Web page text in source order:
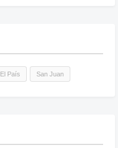
El País San Juan